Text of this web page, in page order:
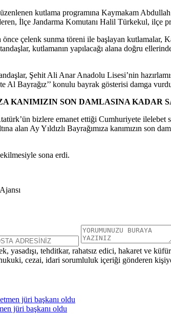
kutlama programına Kaymakam
İlçe Jandarma Komutanı Halil Türkekul, ilçe
çelenk sunma töreni ile başlayan kutlamalar,
kutlamanın yapılacağı alana doğru
Şehit Ali Anar Anadolu Lisesi’nin
Al Bayrağız’’ konulu bayrak gösterisi damga
KANIMIZIN SON DAMLASINA KADAR
bizlere emanet ettiği Cumhuriyete ilelebet
alan Ay Yıldızlı Bayrağımıza kanımızın
sona erdi.
yasadışı, tehditkar, rahatsız edici, hakaret ve
cezai, idari sorumluluk içeriği gönderen
jüri başkanı oldu